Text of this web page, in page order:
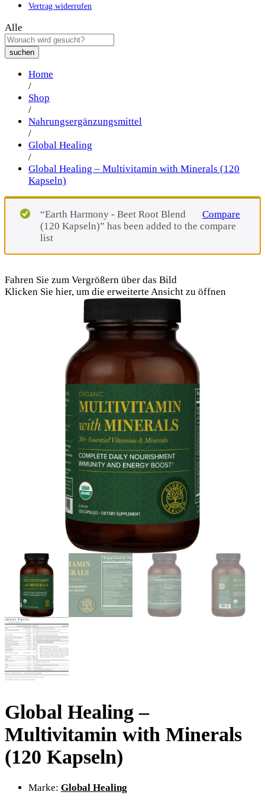
Vertrag widerrufen
Alle
suchen
Home
/
Shop
/
Nahrungsergänzungsmittel
/
Global Healing
/
Global Healing – Multivitamin with Minerals (120
Kapseln)
Compare
“Earth Harmony - Beet Root Blend
(120 Kapseln)” has been added to the compare
list
Fahren Sie zum Vergrößern über das Bild
Klicken Sie hier, um die erweiterte Ansicht zu öffnen
Global Healing –
Multivitamin with Minerals
(120 Kapseln)
Marke: Global Healing